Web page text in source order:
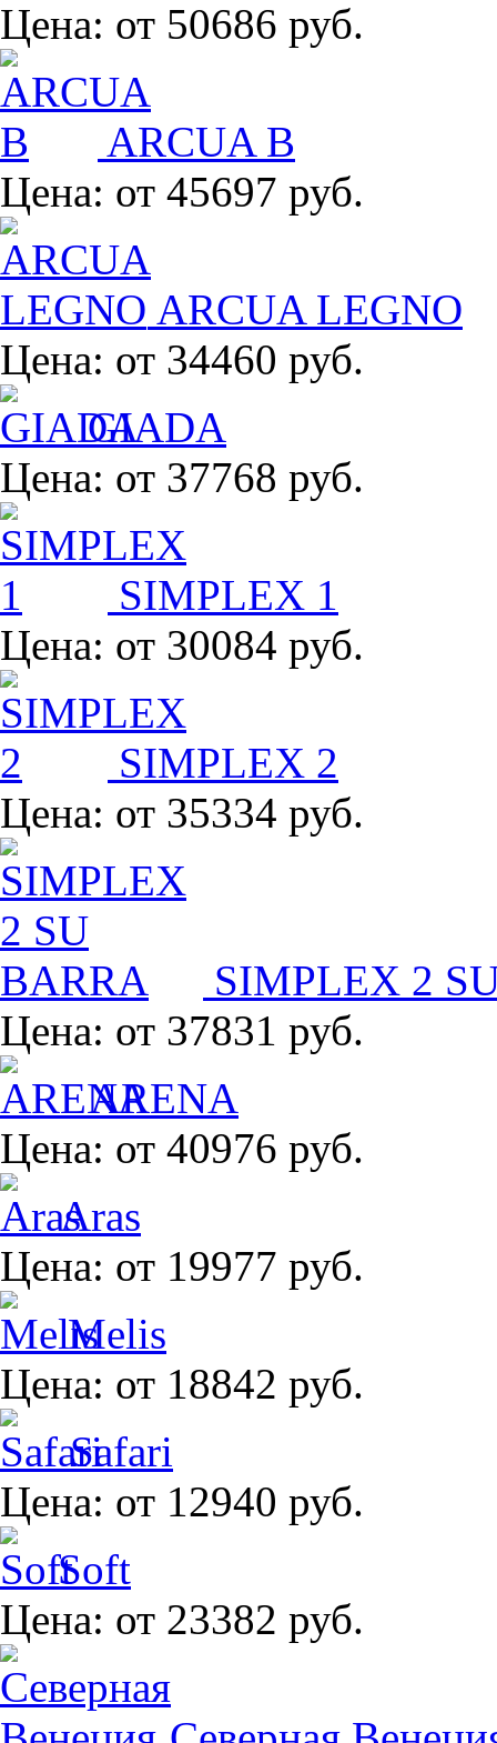
Цена: от 50686 руб.
ARCUA B
Цена: от 45697 руб.
ARCUA LEGNO
Цена: от 34460 руб.
GIADA
Цена: от 37768 руб.
SIMPLEX 1
Цена: от 30084 руб.
SIMPLEX 2
Цена: от 35334 руб.
SIMPLEX 2
Цена: от 37831 руб.
ARENA
Цена: от 40976 руб.
Aras
Цена: от 19977 руб.
Melis
Цена: от 18842 руб.
Safari
Цена: от 12940 руб.
Soft
Цена: от 23382 руб.